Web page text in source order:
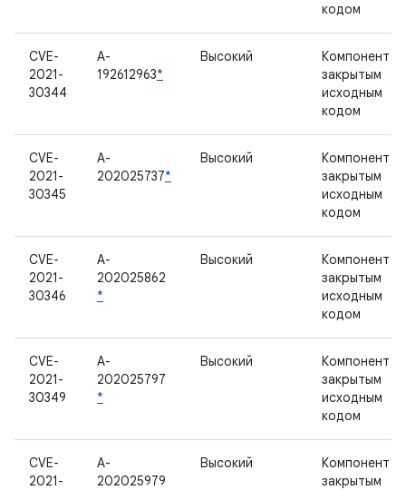
кодом
CVE-
2021-
30344
A-
192612963*
Высокий
Компонент с
закрытым
исходным
кодом
CVE-
2021-
30345
A-
202025737*
Высокий
Компонент с
закрытым
исходным
кодом
CVE-
2021-
30346
A-
202025862
*
Высокий
Компонент с
закрытым
исходным
кодом
CVE-
2021-
30349
A-
202025797
*
Высокий
Компонент с
закрытым
исходным
кодом
CVE-
2021-
A-
202025979
Высокий
Компонент с
закрытым